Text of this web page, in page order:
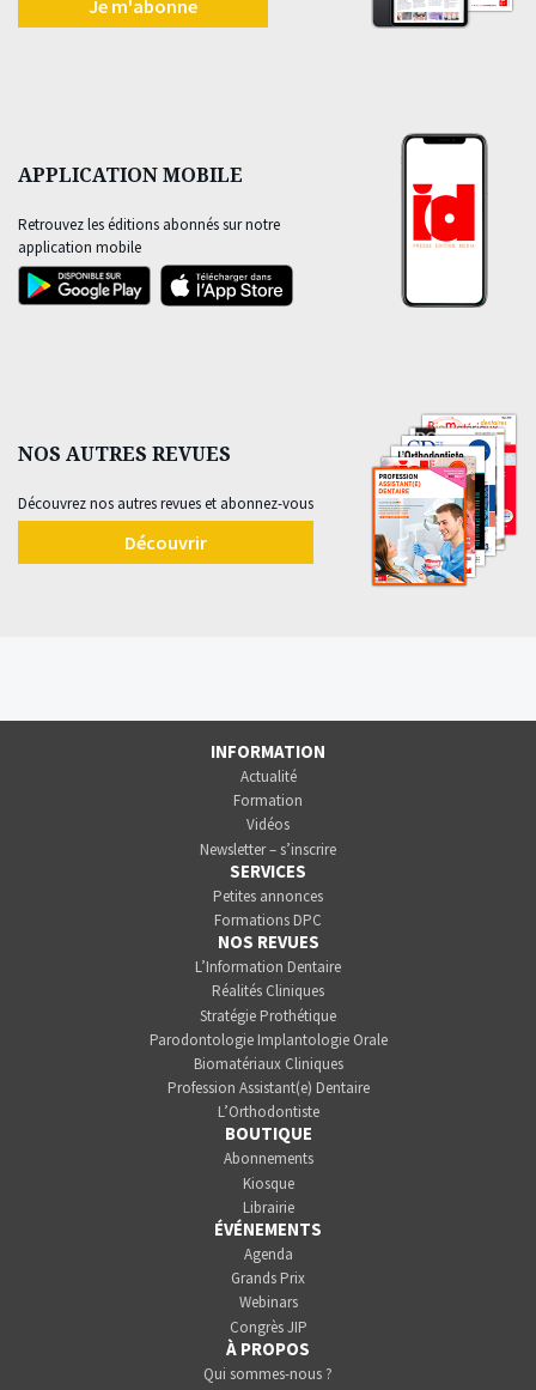
Je m'abonne
APPLICATION MOBILE
Retrouvez les éditions abonnés sur notre
application mobile
NOS AUTRES REVUES
Découvrez nos autres revues et abonnez-vous
Découvrir
INFORMATION
Actualité
Formation
Vidéos
Newsletter – s’inscrire
SERVICES
Petites annonces
Formations DPC
NOS REVUES
L’Information Dentaire
Réalités Cliniques
Stratégie Prothétique
Parodontologie Implantologie Orale
Biomatériaux Cliniques
Profession Assistant(e) Dentaire
L’Orthodontiste
BOUTIQUE
Abonnements
Kiosque
Librairie
ÉVÉNEMENTS
Agenda
Grands Prix
Webinars
Congrès JIP
À PROPOS
Qui sommes-nous ?